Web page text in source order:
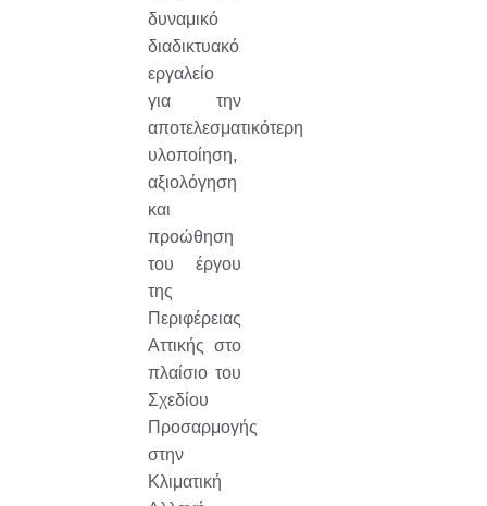
δυναμικό
διαδικτυακό
εργαλείο
για την
αποτελεσματικότερη
υλοποίηση,
αξιολόγηση
και
προώθηση
του έργου
της
Περιφέρειας
Αττικής στο
πλαίσιο του
Σχεδίου
Προσαρμογής
στην
Κλιματική